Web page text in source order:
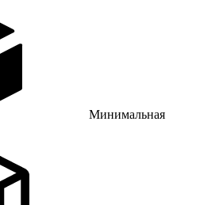
Минимальная